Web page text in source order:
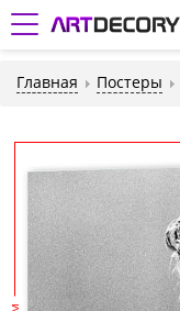
Главная Постеры